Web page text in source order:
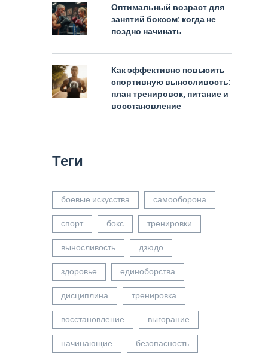
Оптимальный возраст для
занятий боксом: когда не
поздно начинать
Как эффективно повысить
спортивную выносливость:
план тренировок, питание и
восстановление
Теги
боевые искусства
самооборона
спорт
бокс
тренировки
выносливость
дзюдо
здоровье
единоборства
дисциплина
тренировка
восстановление
выгорание
начинающие
безопасность